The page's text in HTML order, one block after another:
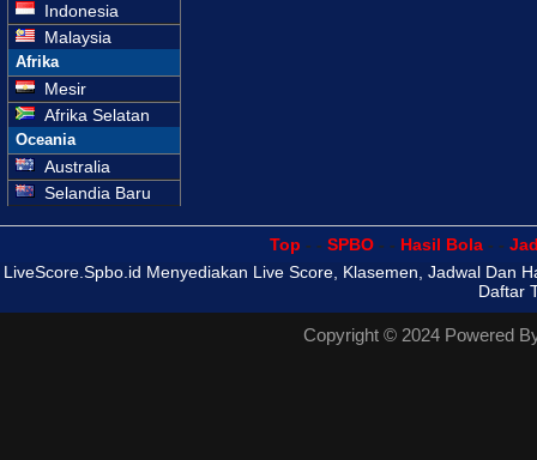
Indonesia
Malaysia
Afrika
Mesir
Afrika Selatan
Oceania
Australia
Selandia Baru
Top - - SPBO- - Hasil Bola- -
LiveScore.Spbo.id Menyediakan Live Score, Klasemen, Jadwal Dan
Daftar
Copyright © 2024 Powered